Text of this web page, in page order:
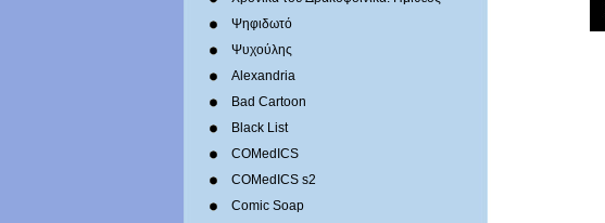
Ψηφιδωτό
Ψυχούλης
Alexandria
Bad Cartoon
Black List
COMedICS
COMedICS s2
Comic Soap